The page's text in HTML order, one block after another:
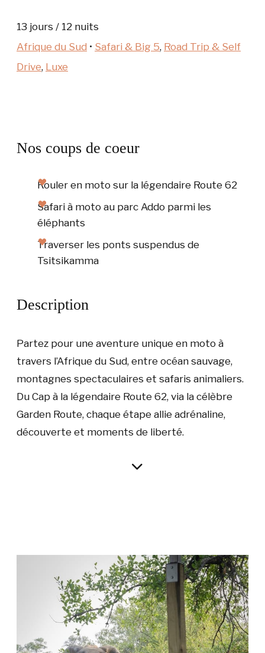
13 jours / 12 nuits
Afrique du Sud • Safari & Big 5, Road Trip & Self
Drive, Luxe
Description
Partez pour une aventure unique en moto à
travers l’Afrique du Sud, entre océan sauvage,
montagnes spectaculaires et safaris animaliers.
Du Cap à la légendaire Route 62, via la célèbre
Garden Route, chaque étape allie adrénaline,
découverte et moments de liberté.
Nos coups de coeur
Rouler en moto sur la légendaire Route 62
Safari à moto au parc Addo parmi les
éléphants
Traverser les ponts suspendus de
Tsitsikamma